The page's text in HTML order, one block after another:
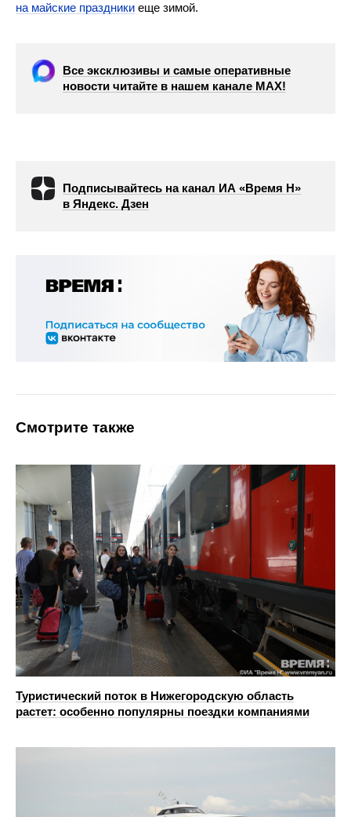
на майские праздники еще зимой.
Все эксклюзивы и самые оперативные
новости читайте в нашем канале МАХ!
Подписывайтесь на канал ИА «Время Н»
в Яндекс. Дзен
Смотрите также
Туристический поток в Нижегородскую область
растет: особенно популярны поездки компаниями